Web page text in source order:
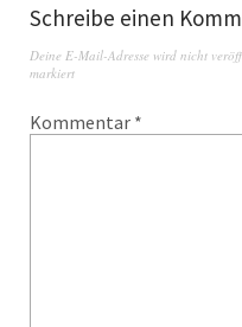
Schreibe einen
Deine E-Mail-Adresse wird nicht
markiert
Kommentar *